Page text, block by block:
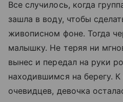
Все случилось, когда
зашла в воду, чтобы
живописном фоне. Тогда
малышку. Не теряя ни
вынес и передал на руки
находившимся на берегу.
очевидцев, девочка